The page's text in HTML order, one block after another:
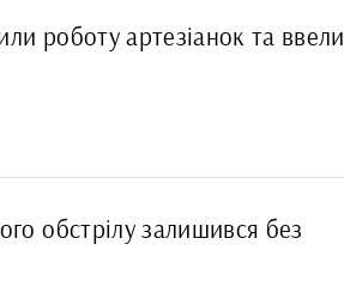
роботу артезіанок та ввели
обстрілу залишився без